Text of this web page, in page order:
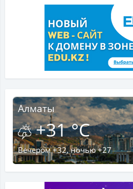
Алматы
+31 °C
Вечером +32, ночью +27